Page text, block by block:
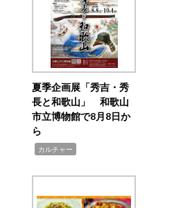
夏季企画展「秀吉・秀
長と和歌山」 和歌山
市立博物館で8月8日か
ら
カルチャー